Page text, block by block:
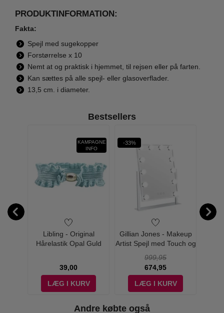
PRODUKTINFORMATION:
Fakta:
Spejl med sugekopper
Forstørrelse x 10
Nemt at og praktisk i hjemmet, til rejsen eller på farten.
Kan sættes på alle spejl- eller glasoverflader.
13,5 cm. i diameter.
Bestsellers
KAMPAGNE
INFO
Libling - Original
Hårelastik Opal Guld
39,00
LÆG I KURV
-33%
Gillian Jones - Makeup
Artist Spejl med Touch og
999,95
674,95
LÆG I KURV
Andre købte også